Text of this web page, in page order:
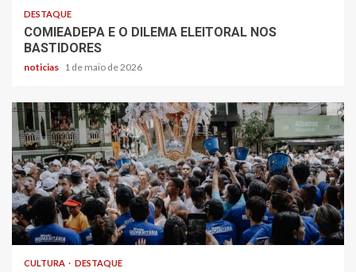
DESTAQUE
COMIEADEPA E O DILEMA ELEITORAL NOS
BASTIDORES
noticias 1 de maio de 2026
CULTURA DESTAQUE